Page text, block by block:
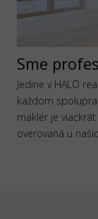
Sme
Jedine v HALO
každom
maklér je
overovaná u